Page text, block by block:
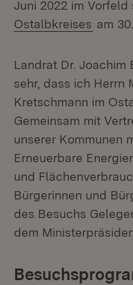
Juni 2022 im Vorfeld
Ostalbkreises am
Landrat Dr. Joachim
sehr, dass ich Herrn
Kretschmann im
Gemeinsam mit
unserer Kommunen
Erneuerbare
und
Bürgerinnen und
des Besuchs
dem